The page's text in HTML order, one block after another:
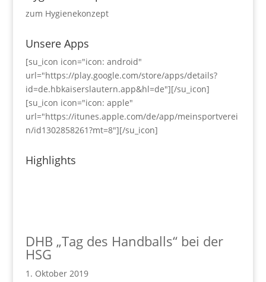
zum Hygienekonzept
Unsere Apps
[su_icon icon="icon: android"
url="https://play.google.com/store/apps/details?
id=de.hbkaiserslautern.app&hl=de"][/su_icon]
[su_icon icon="icon: apple"
url="https://itunes.apple.com/de/app/meinsportverei
n/id1302858261?mt=8"][/su_icon]
Highlights
DHB „Tag des Handballs“ bei der
HSG
1. Oktober 2019